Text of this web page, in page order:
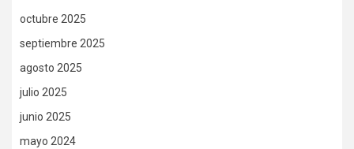
octubre 2025
septiembre 2025
agosto 2025
julio 2025
junio 2025
mayo 2024